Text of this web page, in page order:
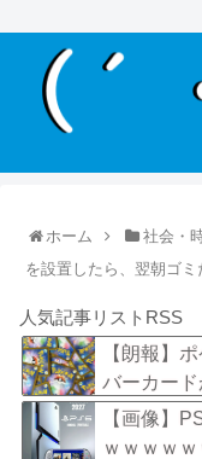
ホーム 社会・
を設置したら、翌朝ゴ
人気記事リストRSS
【朗報】
バーカー
ｗｗ
【画像】
ｗｗｗｗ